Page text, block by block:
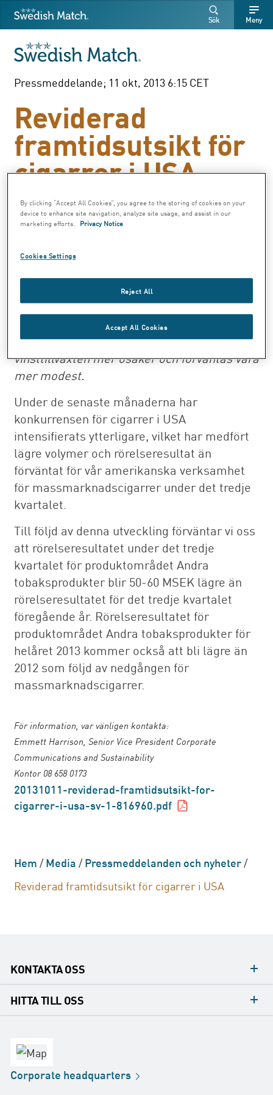
Sök
Fritext
Fritext SÖK
Swedish Match Meny
Sök
Pressmeddelande; 11 okt, 2013 6:15 CET
Reviderad
framtidsutsikt för
cigarrer i USA
I halvårsrapporten januari-juni 2013 stod
följande uttalande i framtidsutsikten:
För helåret 2013 förväntar vi oss ökad
cigarrer i USA, främst till följd av stark
volymtillväxt. På grund av de
marknadsåtgärder som nu planeras för att
möta den ökade konkurrensen, är dock
vinsttillväxten mer osäker och förväntas vara
mer modest.
Under de senaste månaderna har
konkurrensen för cigarrer i USA
intensifierats ytterligare, vilket har medfört
lägre volymer och rörelseresultat än
förväntat för vår amerikanska verksamhet
för massmarknadscigarrer under det tredje
kvartalet.
Till följd av denna utveckling förväntar vi oss
att rörelseresultatet under det tredje
kvartalet för produktområdet Andra
tobaksprodukter blir 50-60 MSEK lägre än
rörelseresultatet för det tredje kvartalet
föregående år. Rörelseresultatet för
produktområdet Andra tobaksprodukter för
helåret 2013 kommer också att bli lägre än
2012 som följd av nedgången för
massmarknadscigarrer.
För information, var vänligen kontakta:
Emmett Harrison, Senior Vice President Corporate
Communications and Sustainability
Kontor 08 658 0173
20131011-reviderad-framtidsutsikt-for-
cigarrer-i-usa-sv-1-816960.pdf
Hem/Media/Pressmeddelanden och nyheter/
Reviderad framtidsutsikt för cigarrer i USA
KONTAKTA OSS
Konsumentkontakt
HITTA TILL OSS
Försäljningskontor
Distribution
Corporate headquarters
By clicking “Accept All Cookies”, you agree to the storing of cookies on your
device to enhance site navigation, analyze site usage, and assist in our
marketing efforts. Privacy Notice
Cookies Settings
Reject All
Accept All Cookies